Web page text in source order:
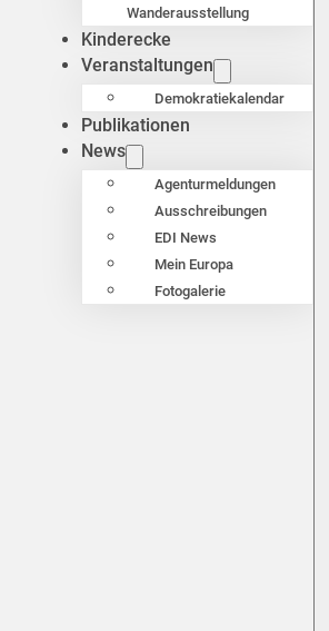
Wanderausstellung
Kinderecke
Veranstaltungen
Demokratiekalendar
Publikationen
News
Agenturmeldungen
Ausschreibungen
EDI News
Mein Europa
Fotogalerie